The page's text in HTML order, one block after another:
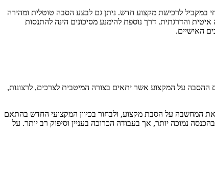
לרכישת מקצוע חדש. ניתן גם לבצע הסבה טוטלית ומהירה
והדרגתית. דרך נוספת להימנע מסיכונים הינה להתנסות
האישיים.
ההסבה על המקצוע אשר יתאים בצורה המיטבית לצרכים, לרצונות,
המחשבה על הסבת מקצוע, ולבחור בכיוון המקצועי החדש בהתאם
נמוכה יותר, אך בעבודה הכרוכה בעניין וסיפוק רב יותר. על